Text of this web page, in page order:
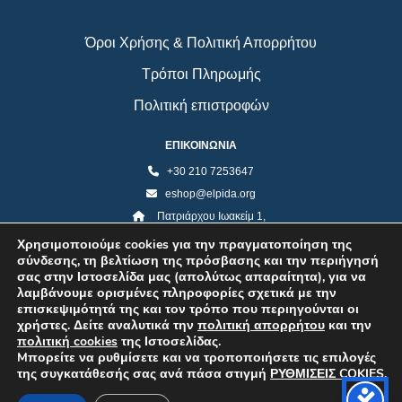
Όροι Χρήσης & Πολιτική Απορρήτου
Τρόποι Πληρωμής
Πολιτική επιστροφών
ΕΠΙΚΟΙΝΩΝΙΑ
+30 210 7253647
eshop@elpida.org
Πατριάρχου Ιωακείμ 1,
©2026 ELPIDA Association. All rights reserved. Powered by super POP
Χρησιμοποιούμε cookies για την πραγματοποίηση της
σύνδεσης, τη βελτίωση της πρόσβασης και την περιήγησή
σας στην Ιστοσελίδα μας (απολύτως απαραίτητα), για να
λαμβάνουμε ορισμένες πληροφορίες σχετικά με την
επισκεψιμότητά της και τον τρόπο που περιηγούνται οι
χρήστες. Δείτε αναλυτικά την πολιτική απορρήτου και την
πολιτική cookies της Ιστοσελίδας.
Mπορείτε να ρυθμίσετε και να τροποποιήσετε τις επιλογές
της συγκατάθεσής σας ανά πάσα στιγμή ΡΥΘΜΙΣΕΙΣ COKIES.